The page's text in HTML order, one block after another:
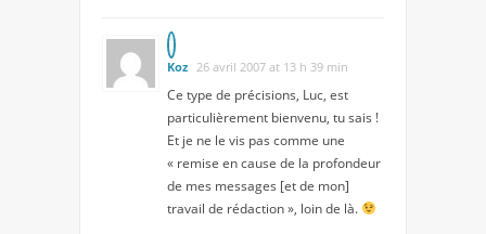
Koz 26 avril 2007 at 13 h 39 min
Ce type de précisions, Luc, est
particulièrement bienvenu, tu sais !
Et je ne le vis pas comme une
« remise en cause de la profondeur
de mes messages [et de mon]
travail de rédaction », loin de là.